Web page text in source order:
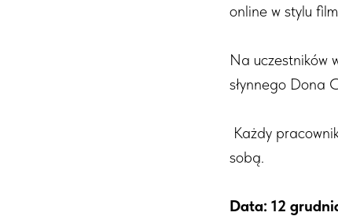
online w stylu
Na uczestników
słynnego Dona
Każdy
sobą.
Data: 12